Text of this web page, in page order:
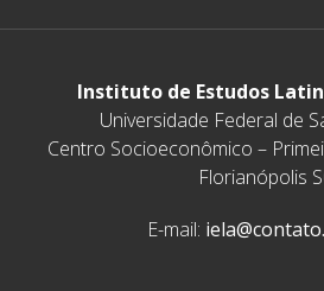
Instituto de Estudos
Universidade Federal de
Centro Socioeconômico –
Florianópolis
E-mail: